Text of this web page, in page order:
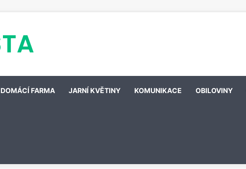
DOMÁCÍ FARMA JARNÍ KVĚTINY KOMUNIKACE OBILOVINY